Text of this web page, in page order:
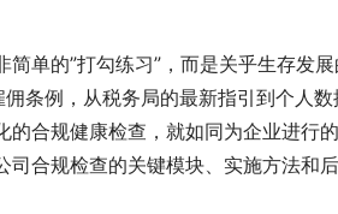
单的”打勾练习”，而是关乎生存发
条例，从税务局的最新指引到个人
合规健康检查，就如同为企业进行
合规检查的关键模块、实施方法和